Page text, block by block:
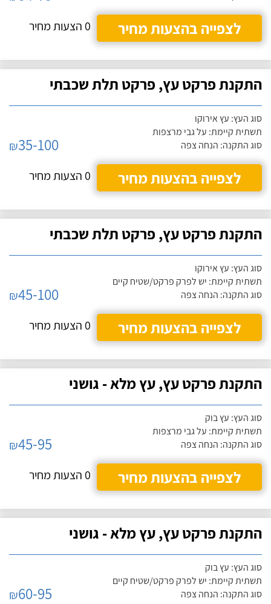
לצפייה בהצעות מחיר
0 הצעות מחיר
התקנת פרקט עץ, פרקט תלת שכבתי
סוג העץ: עץ אירוקו
תשתית קיימת: על גבי מרצפות
סוג התקנה: הנחה צפה
₪35-100
לצפייה בהצעות מחיר
0 הצעות מחיר
התקנת פרקט עץ, פרקט תלת שכבתי
סוג העץ: עץ אירוקו
תשתית קיימת: יש לפרק פרקט/שטיח קיים
סוג התקנה: הנחה צפה
₪45-100
לצפייה בהצעות מחיר
0 הצעות מחיר
התקנת פרקט עץ, עץ מלא - גושני
סוג העץ: עץ בוק
תשתית קיימת: על גבי מרצפות
סוג התקנה: הנחה צפה
₪45-95
לצפייה בהצעות מחיר
0 הצעות מחיר
התקנת פרקט עץ, עץ מלא - גושני
סוג העץ: עץ בוק
תשתית קיימת: יש לפרק פרקט/שטיח קיים
סוג התקנה: הנחה צפה
₪60-95